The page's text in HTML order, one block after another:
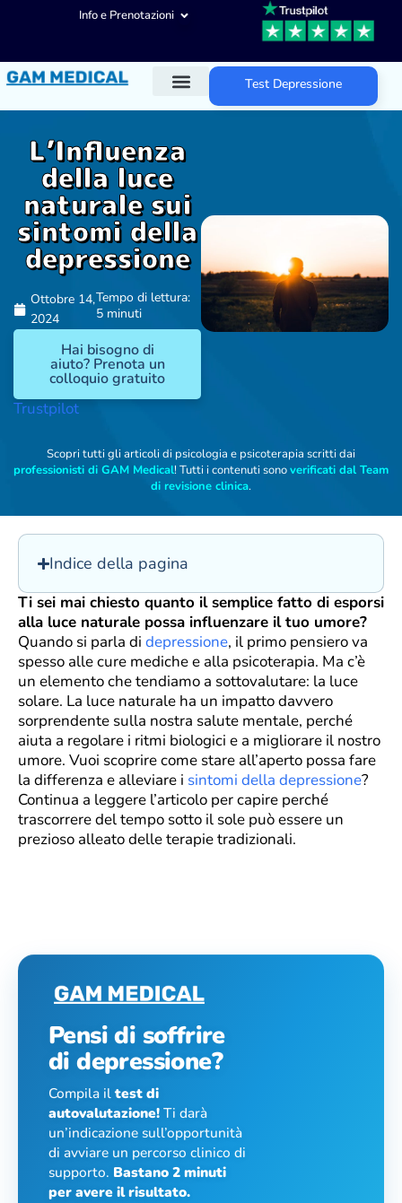
Info e Prenotazioni
Test Depressione
L’Influenza
della luce
naturale sui
sintomi della
depressione
Ottobre 14,
2024
Tempo di lettura:
5 minuti
Hai bisogno di
aiuto? Prenota un
colloquio gratuito
Trustpilot
Scopri tutti gli articoli di psicologia e psicoterapia scritti dai
professionisti di GAM Medical! Tutti i contenuti sonoverificati dal Team
di revisione clinica.
Indice della pagina
Ti sei mai chiesto quanto il semplice fatto di esporsi
alla luce naturale possa influenzare il tuo umore?
Quando si parla di depressione, il primo pensiero va
spesso alle cure mediche e alla psicoterapia. Ma c’è
un elemento che tendiamo a sottovalutare: la luce
solare. La luce naturale ha un impatto davvero
sorprendente sulla nostra salute mentale, perché
aiuta a regolare i ritmi biologici e a migliorare il nostro
umore. Vuoi scoprire come stare all’aperto possa fare
la differenza e alleviare i sintomi della depressione?
Continua a leggere l’articolo per capire perché
trascorrere del tempo sotto il sole può essere un
prezioso alleato delle terapie tradizionali.
Pensi di soffrire
di depressione?
Compila iltest di
autovalutazione!Ti darà
un’indicazione sull’opportunità
di avviare un percorso clinico di
supporto. Bastano 2 minuti
per avere il risultato.